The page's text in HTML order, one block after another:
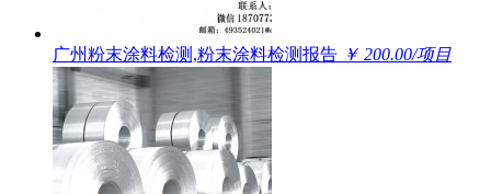
广州粉末涂料检测,粉末涂料检测报告 ￥ 200.00/项目